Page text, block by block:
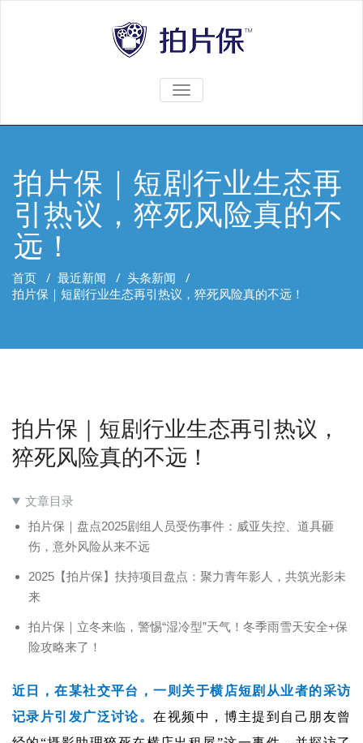
TOGGLE
拍片保｜短剧行业生态再
引热议，猝死风险真的不
远！
首页 / 最近新闻 / 头条新闻 /
拍片保｜短剧行业生态再引热议，猝死风险真的不远！
拍片保｜短剧行业生态再引热议，
猝死风险真的不远！
文章目录
拍片保｜盘点2025剧组人员受伤事件：威亚失控、道具砸
伤，意外风险从来不远
2025【拍片保】扶持项目盘点：聚力青年影人，共筑光影未
来
拍片保｜立冬来临，警惕“湿冷型”天气！冬季雨雪天安全+保
险攻略来了！
近日，在某社交平台，一则关于横店短剧从业者的采访
记录片引发广泛讨论。在视频中，博主提到自己朋友曾